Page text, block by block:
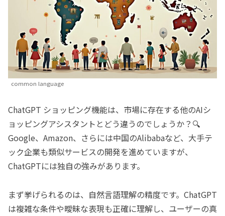
common language
ChatGPT ショッピング機能は、市場に存在する他のAIシ
ョッピングアシスタントとどう違うのでしょうか？🔍
Google、Amazon、さらには中国のAlibabaなど、大手テ
ック企業も類似サービスの開発を進めていますが、
ChatGPTには独自の強みがあります。
まず挙げられるのは、自然言語理解の精度です。ChatGPT
は複雑な条件や曖昧な表現も正確に理解し、ユーザーの真